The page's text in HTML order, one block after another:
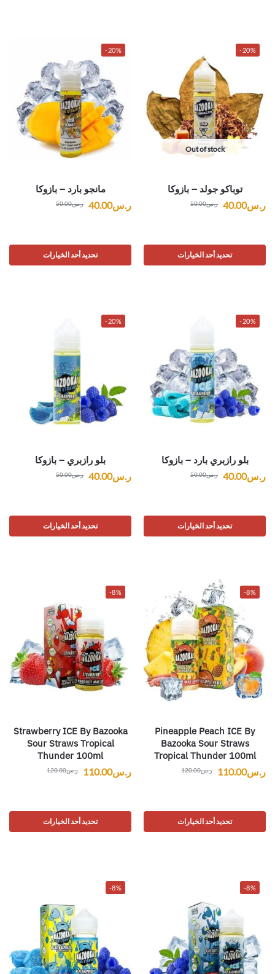
-20%
Out of stock
توباكو جولد – بازوكا
ر.س50.00 ر.س40.00
تحديد أحد الخيارات
-20%
مانجو بارد – بازوكا
ر.س50.00 ر.س40.00
تحديد أحد الخيارات
-20%
بلو رازبري بارد – بازوكا
ر.س50.00 ر.س40.00
تحديد أحد الخيارات
-20%
بلو رازبري – بازوكا
ر.س50.00 ر.س40.00
تحديد أحد الخيارات
-8%
Pineapple Peach ICE By
Bazooka Sour Straws
Tropical Thunder 100ml
ر.س120.00 ر.س110.00
تحديد أحد الخيارات
-8%
Strawberry ICE By Bazooka
Sour Straws Tropical
Thunder 100ml
ر.س120.00 ر.س110.00
تحديد أحد الخيارات
-8%
-8%